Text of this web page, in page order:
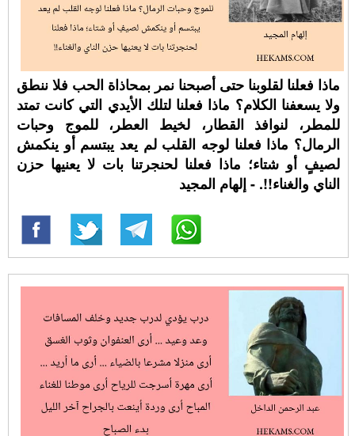
ماذا فعلنا لقلوبنا حتى أصبحنا نمر بمحاذاة الحب فلا ننطق
ولا يسعفنا الكلام؟ ماذا فعلنا لتلك الأيدي التي كانت تمتد
للمطر، لنوافذ القطار، لخيط العطر، للموج وحبات
الرمال؟ ماذا فعلنا لوجه القلب لم يعد يبتسم أو ينكمش
لصيفٍ أو شتاء؛ ماذا فعلنا لحنجرتنا بات لا يعنيها حزن
الناي والغناء!!. - إلهام المجيد